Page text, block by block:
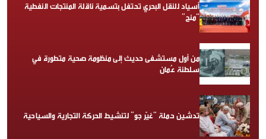
أسياد للنقل البحري تحتفل بتسمية ناقلة المنتجات النفطية
“منح”
من أول مستشفى حديث إلى منظومة صحية متطورة في
سلطنة عُمان
تدشين حملة “غيّر جو” لتنشيط الحركة التجارية والسياحية